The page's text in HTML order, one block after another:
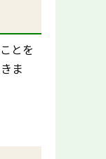
とを
ま